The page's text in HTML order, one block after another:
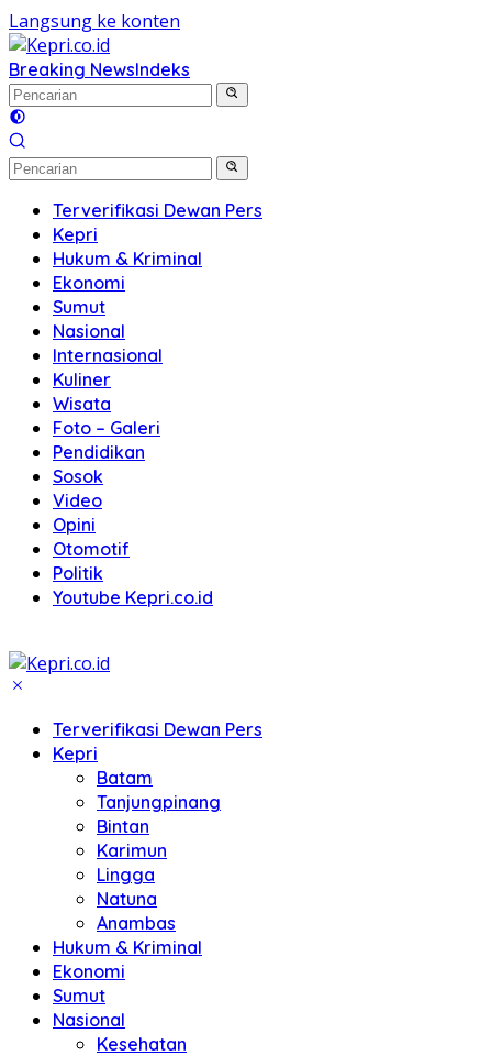
Langsung ke konten
Breaking NewsIndeks
Terverifikasi Dewan Pers
Kepri
Hukum & Kriminal
Ekonomi
Sumut
Nasional
Internasional
Kuliner
Wisata
Foto – Galeri
Pendidikan
Sosok
Video
Opini
Otomotif
Politik
Youtube Kepri.co.id
Terverifikasi Dewan Pers
Kepri
Batam
Tanjungpinang
Bintan
Karimun
Lingga
Natuna
Anambas
Hukum & Kriminal
Ekonomi
Sumut
Nasional
Kesehatan